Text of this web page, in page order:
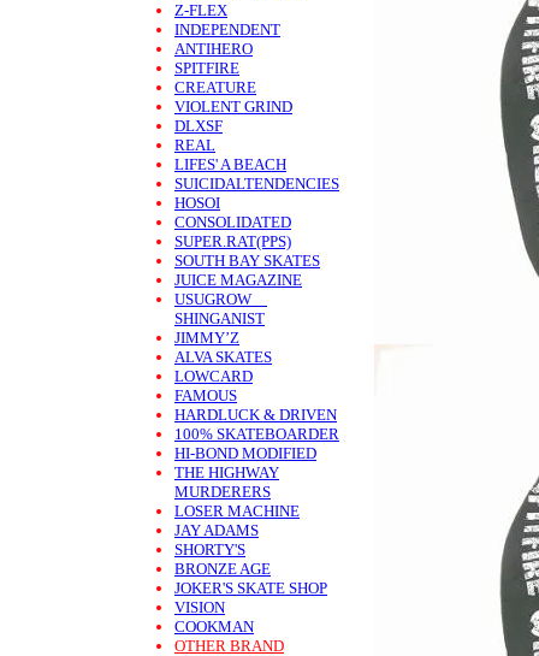
Z-FLEX
INDEPENDENT
ANTIHERO
SPITFIRE
CREATURE
VIOLENT GRIND
DLXSF
REAL
LIFES' A BEACH
SUICIDALTENDENCIES
HOSOI
CONSOLIDATED
SUPER.RAT(PPS)
SOUTH BAY SKATES
JUICE MAGAZINE
USUGROW
SHINGANIST
JIMMY’Z
ALVA SKATES
LOWCARD
FAMOUS
HARDLUCK & DRIVEN
100% SKATEBOARDER
HI-BOND MODIFIED
THE HIGHWAY
MURDERERS
LOSER MACHINE
JAY ADAMS
SHORTY'S
BRONZE AGE
JOKER'S SKATE SHOP
VISION
COOKMAN
OTHER BRAND